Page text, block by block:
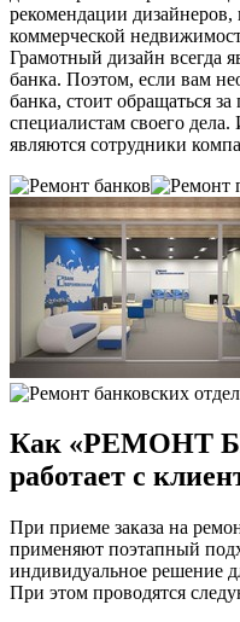
рекомендации
коммерческой
Грамотный дизайн всегда
банка. Поэтом, если вам
банка, стоит обращаться
специалистам своего
являются сотрудники
Как «РЕМОНТ
работает с
При приеме заказа на
применяют поэтапный
индивидуальное решение
При этом проводятся